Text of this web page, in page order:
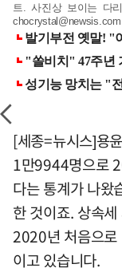
트. 사진상 보이는 다
chocrystal@newsis.com
[세종=뉴시스]용
1만9944명으로
다는 통계가 나왔
한 것이죠. 상속
2020년 처음으로
이고 있습니다.